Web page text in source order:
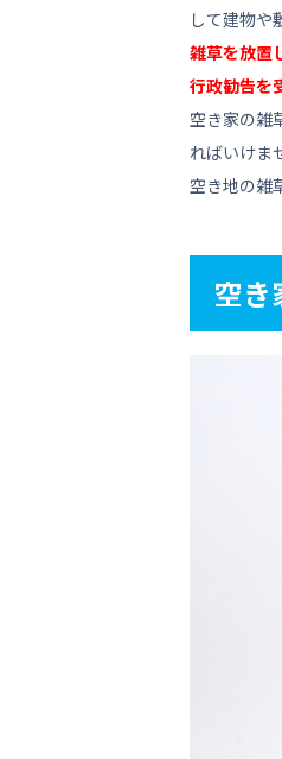
して建物や
雑草を放置
行政勧告を
空き家の雑
ればいけま
空き地の雑
空